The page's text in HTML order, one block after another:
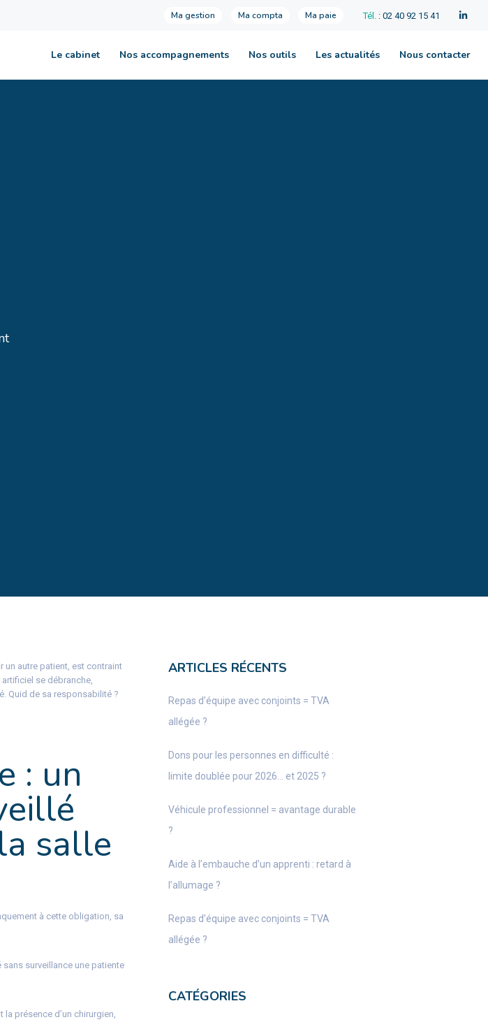
Ma gestion Ma compta Ma paie Tél. : 02 40 92 15 41
Le cabinet Nos accompagnements Nos outils Les actualités Nous contacter
un autre patient, est contraint
se débranche,
Quid de sa responsabilité ?
: un
salle
à cette obligation, sa
sans surveillance une patiente
présence d’un chirurgien,
ARTICLES RÉCENTS
Repas d’équipe avec conjoints = TVA
allégée ?
Dons pour les personnes en difficulté :
limite doublée pour 2026… et 2025 ?
Véhicule professionnel = avantage durable
?
Aide à l’embauche d’un apprenti : retard à
l’allumage ?
Repas d’équipe avec conjoints = TVA
allégée ?
CATÉGORIES